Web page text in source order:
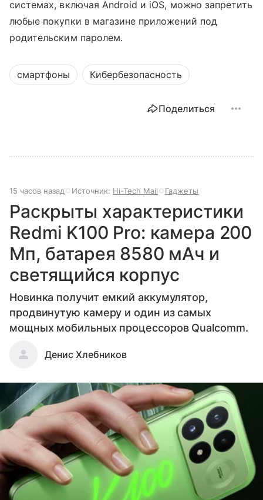
системах, включая Android и iOS, можно запретить
любые покупки в магазине приложений под
родительским паролем.
смартфоны Кибербезопасность
Поделиться
15 часов назад Источник: Hi-Tech Mail Гаджеты
Раскрыты характеристики
Redmi K100 Pro: камера 200
Мп, батарея 8580 мАч и
светящийся корпус
Новинка получит емкий аккумулятор,
продвинутую камеру и один из самых
мощных мобильных процессоров Qualcomm.
Денис Хлебников